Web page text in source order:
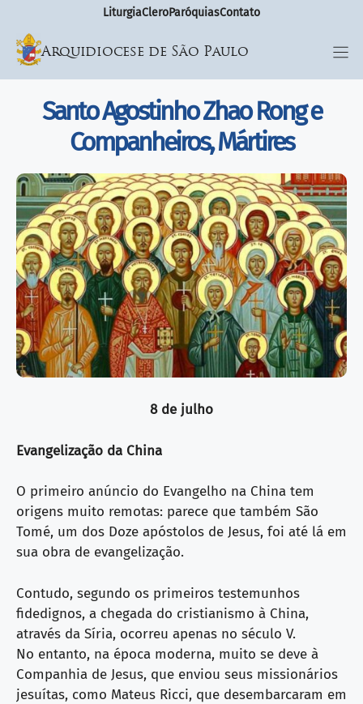
LiturgiaCleroParóquiasContato
Arquidiocese de São Paulo
Santo Agostinho Zhao Rong e
Companheiros, Mártires
8 de julho
Evangelização da China
O primeiro anúncio do Evangelho na China tem
origens muito remotas: parece que também São
Tomé, um dos Doze apóstolos de Jesus, foi até lá em
sua obra de evangelização.
Contudo, segundo os primeiros testemunhos
fidedignos, a chegada do cristianismo à China,
através da Síria, ocorreu apenas no século V.
No entanto, na época moderna, muito se deve à
Companhia de Jesus, que enviou seus missionários
jesuítas, como Mateus Ricci, que desembarcaram em